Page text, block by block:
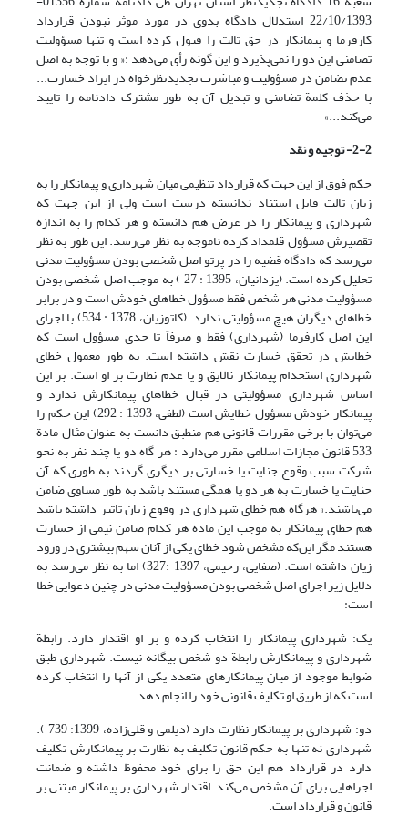
22/10/1393 استدلال دادگاه بدوی در مورد موثر نبودن قرارداد
کارفرما و پیمانکار در حق ثالث را قبول کرده است و تنها مسؤولیت
تضامنی این دو را نمی‌پذیرد و این گونه رأی می‌دهد :« و با توجه به اصل
عدم تضامن در مسؤولیت و مباشرت تجدیدنظرخواه در ایراد خسارت...
با حذف کلمة تضامنی و تبدیل آن به طور مشترک دادنامه را تایید
می‌کند...»
2-2- توجیه و نقد
حکم فوق از این جهت که قرارداد تنظیمی میان شهرداری و پیمانکار را به
زیان ثالث قابل استناد ندانسته درست است ولی از این جهت که
شهرداری و پیمانکار را در عرض هم دانسته و هر کدام را به اندازة
تقصیرش مسؤول قلمداد کرده ناموجه به نظر می‌رسد. این طور به نظر
می‌رسد که دادگاه قضیه را در پرتو اصل شخصی بودن مسؤولیت مدنی
تحلیل کرده است. (یزدانیان، 1395 : 27 ) به موجب اصل شخصی بودن
مسؤولیت مدنی هر شخص فقط مسؤول خطاهای خودش است و در برابر
خطاهای دیگران هیچ مسؤولیتی ندارد. (کاتوزیان، 1378 : 534) با اجرای
این اصل کارفرما (شهرداری) فقط و صرفاً تا حدی مسؤول است که
خطایش در تحقق خسارت نقش داشته است. به طور معمول خطای
شهرداری استخدام پیمانکار نالایق و یا عدم نظارت بر او است. بر این
اساس شهرداری مسؤولیتی در قبال خطاهای پیمانکارش ندارد و
پیمانکار خودش مسؤول خطایش است (لطفی، 1393 : 292) این حکم را
می‌توان با برخی مقررات قانونی هم منطبق دانست به عنوان مثال مادة
533 قانون مجازات اسلامی مقرر می‌دارد : هر گاه دو یا چند نفر به نحو
شرکت سبب وقوع جنایت یا خسارتی بر دیگری گردند به طوری که آن
جنایت یا خسارت به هر دو یا همگی مستند باشد به طور مساوی ضامن
می‌باشند.» هرگاه هم خطای شهرداری در وقوع زیان تاثیر داشته باشد
هم خطای پیمانکار به موجب این ماده هر کدام ضامن نیمی از خسارت
هستند مگر این‌که مشخص شود خطای یکی از آنان سهم بیشتری در ورود
زیان داشته است. (صفایی، رحیمی، 1397 :327) اما به نظر می‌رسد به
دلایل زیر اجرای اصل شخصی بودن مسؤولیت مدنی در چنین دعوایی خطا
است:
یک: شهرداری پیمانکار را انتخاب کرده و بر او اقتدار دارد. رابطة
شهرداری و پیمانکارش رابطة دو شخص بیگانه نیست. شهرداری طبق
ضوابط موجود از میان پیمانکارهای متعدد یکی از آنها را انتخاب کرده
است که از طریق او تکلیف قانونی خود را انجام دهد.
دو: شهرداری بر پیمانکار نظارت دارد (دیلمی و قلی‌زاده، 1399: 739 ).
شهرداری نه تنها به حکم قانون تکلیف به نظارت بر پیمانکارش تکلیف
دارد در قرارداد هم این حق را برای خود محفوظ داشته و ضمانت
اجراهایی برای آن مشخص می‌کند. اقتدار شهرداری بر پیمانکار مبتنی بر
قانون و قرارداد است.